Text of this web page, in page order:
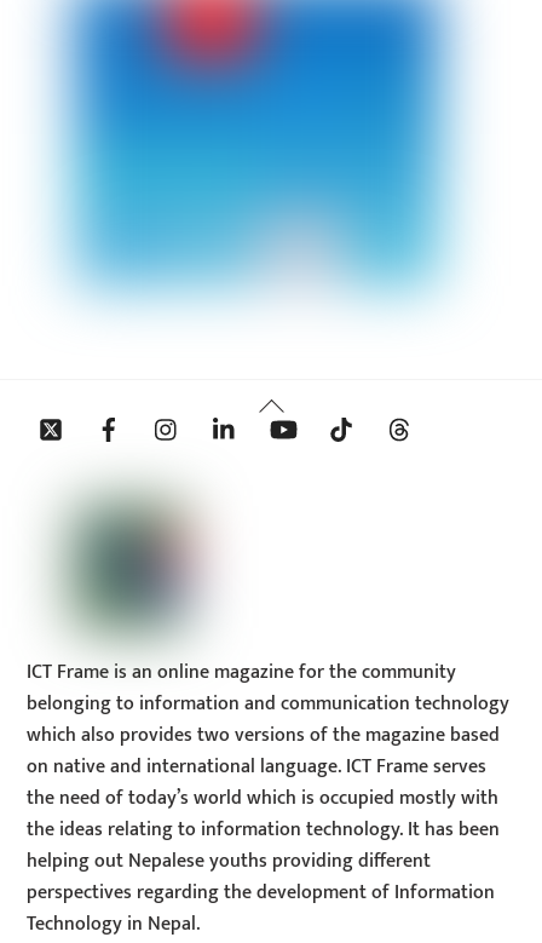
Back
To
Twitter Facebook InstagramLinkedin YouTube Tiktok
ICT Frame is an online magazine for the community
belonging to information and communication technology
which also provides two versions of the magazine based
on native and international language. ICT Frame serves
the need of today’s world which is occupied mostly with
the ideas relating to information technology. It has been
helping out Nepalese youths providing different
perspectives regarding the development of Information
Technology in Nepal.